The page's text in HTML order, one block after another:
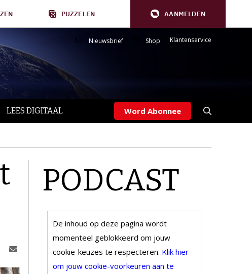
PUZZELEN AANMELDEN
Nieuwsbrief Shop Klantenservice
LEES DIGITAAL Word Abonnee
PODCAST
De inhoud op deze pagina wordt
momenteel geblokkeerd om jouw
cookie-keuzes te respecteren. Klik hier
om jouw cookie-voorkeuren aan te